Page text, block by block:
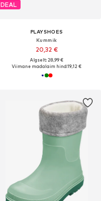
DEAL
PLAYSHOES
Kummik
20,32 €
Algselt: 28,99 €
Viimane madalaim hind:19,12 €